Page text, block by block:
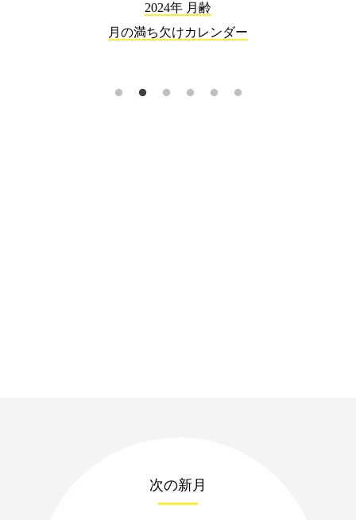
2024年 月齢
月の満ち欠けカレンダー
次の新月